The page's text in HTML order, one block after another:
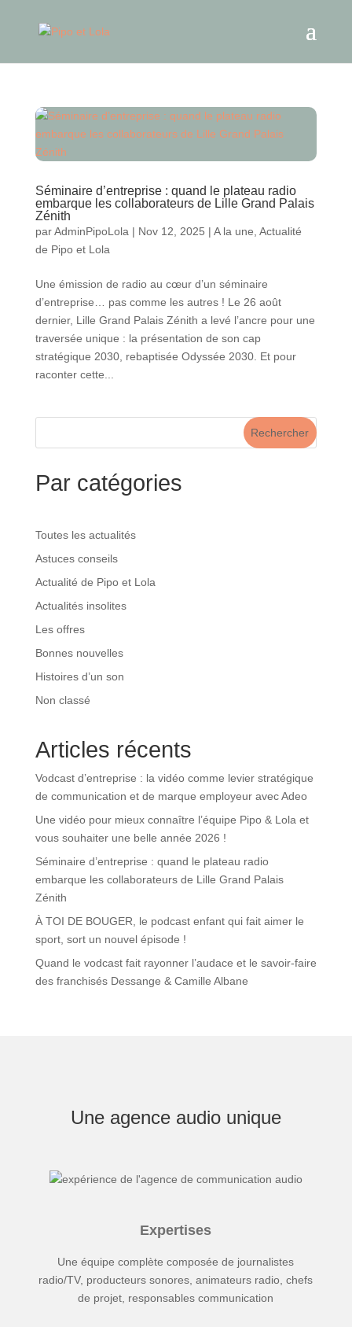
Séminaire d’entreprise : quand le plateau radio
embarque les collaborateurs de Lille Grand Palais
Zénith
parAdminPipoLola | Nov 12, 2025 | A la une Actualité
de Pipo et Lola
Une émission de radio au cœur d’un séminaire
d’entreprise… pas comme les autres ! Le 26 août
dernier, Lille Grand Palais Zénith a levé l’ancre pour une
traversée unique : la présentation de son cap
stratégique 2030, rebaptisée Odyssée 2030. Et pour
raconter cette...
Rechercher
Par catégories
Toutes les actualités
Astuces conseils
Actualité de Pipo et Lola
Actualités insolites
Les offres
Bonnes nouvelles
Histoires d’un son
Non classé
Articles récents
Vodcast d’entreprise : la vidéo comme levier stratégique
de communication et de marque employeur avec Adeo
Une vidéo pour mieux connaître l’équipe Pipo & Lola et
vous souhaiter une belle année 2026 !
Séminaire d’entreprise : quand le plateau radio
embarque les collaborateurs de Lille Grand Palais
Zénith
À TOI DE BOUGER, le podcast enfant qui fait aimer le
sport, sort un nouvel épisode !
Quand le vodcast fait rayonner l’audace et le savoir-faire
des franchisés Dessange & Camille Albane
Une agence audio unique
Expertises
Une équipe complète composée de journalistes
radio/TV, producteurs sonores, animateurs radio, chefs
de projet, responsables communication